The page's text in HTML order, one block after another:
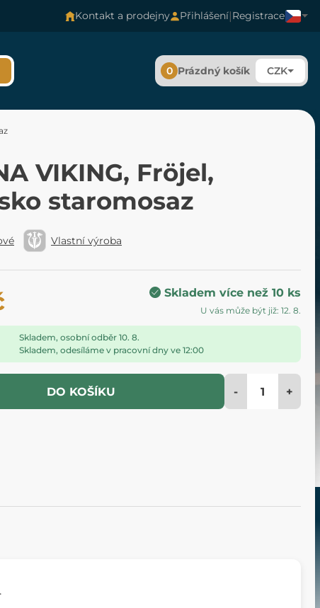
Kontakt a prodejny Přihlášení|Registrace
0 Prázdný košík CZK
VIKING, Fröjel,
staromosaz
Vlastní výroba
Skladem více než 10 ks
U vás může být již: 12. 8.
Skladem, osobní odběr 10. 8.
Skladem, odesíláme v pracovní dny ve 12:00
DO KOŠÍKU - +